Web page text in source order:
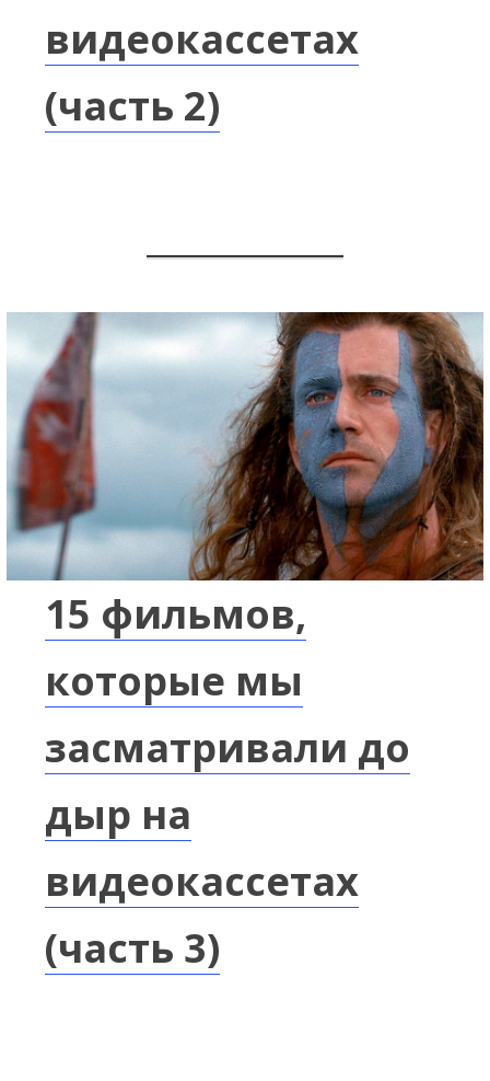
видеокассетах
(часть 2)
15 фильмов,
которые мы
засматривали до
дыр на
видеокассетах
(часть 3)